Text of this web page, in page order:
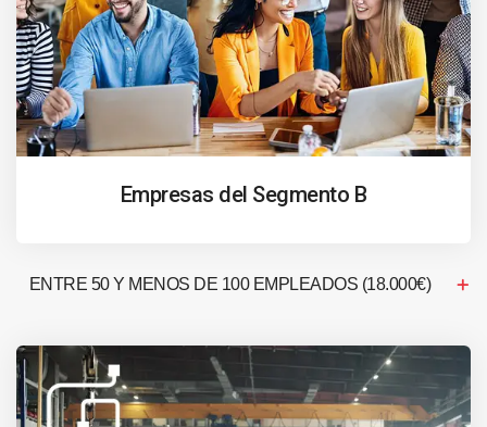
Empresas del Segmento B
ENTRE 50 Y MENOS DE 100 EMPLEADOS (18.000€)